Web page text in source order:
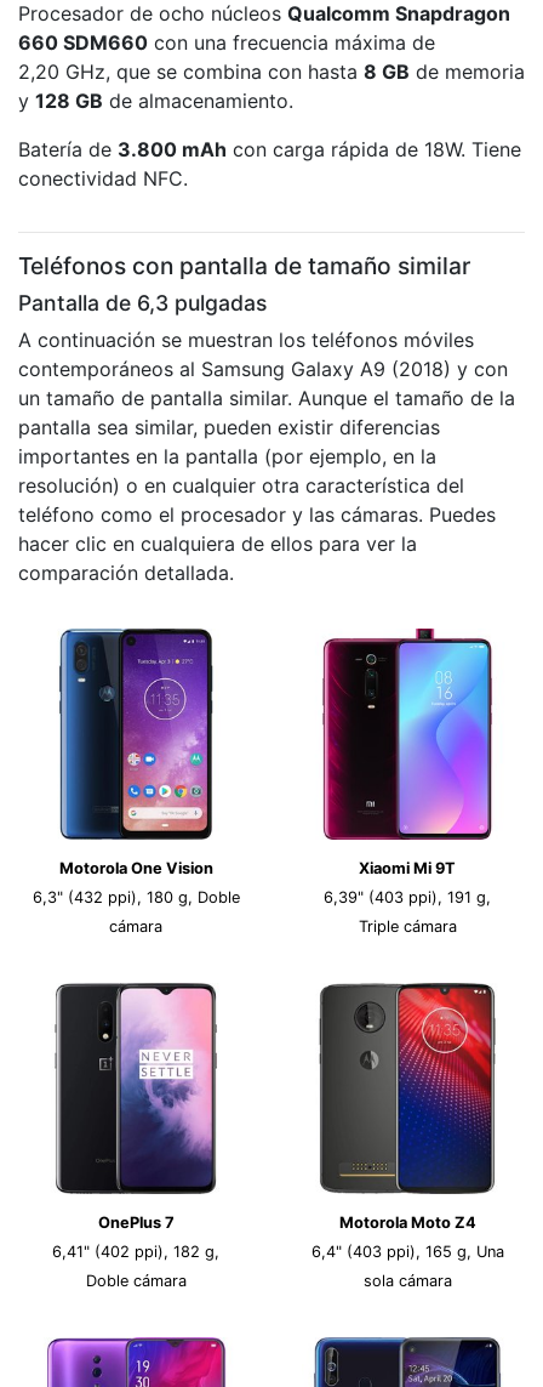
Procesador de ocho núcleos Qualcomm Snapdragon
660 SDM660 con una frecuencia máxima de
2,20 GHz, que se combina con hasta 8 GB de memoria
y 128 GB de almacenamiento.
Batería de 3.800 mAh con carga rápida de 18W. Tiene
conectividad NFC.
Teléfonos con pantalla de tamaño similar
Pantalla de 6,3 pulgadas
A continuación se muestran los teléfonos móviles
contemporáneos al Samsung Galaxy A9 (2018) y con
un tamaño de pantalla similar. Aunque el tamaño de la
pantalla sea similar, pueden existir diferencias
importantes en la pantalla (por ejemplo, en la
resolución) o en cualquier otra característica del
teléfono como el procesador y las cámaras. Puedes
hacer clic en cualquiera de ellos para ver la
comparación detallada.
Motorola One Vision
6,3" (432 ppi), 180 g, Doble
cámara
Xiaomi Mi 9T
6,39" (403 ppi), 191 g,
Triple cámara
OnePlus 7
6,41" (402 ppi), 182 g,
Doble cámara
Motorola Moto Z4
6,4" (403 ppi), 165 g, Una
sola cámara